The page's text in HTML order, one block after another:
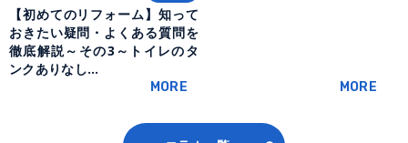
【初めてのリフォーム】知って
おきたい疑問・よくある質問を
徹底解説～その3～トイレのタ
ンクありなし…
MORE MORE